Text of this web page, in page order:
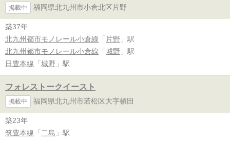
掲載中 福岡県北九州市小倉北区片野
築37年
北九州都市モノレール小倉線 「 片野 」駅
北九州都市モノレール小倉線 「 城野 」駅
日豊本線 「 城野 」駅
フォレストークイースト
掲載中 福岡県北九州市若松区大字頓田
築23年
筑豊本線 「 二島 」駅